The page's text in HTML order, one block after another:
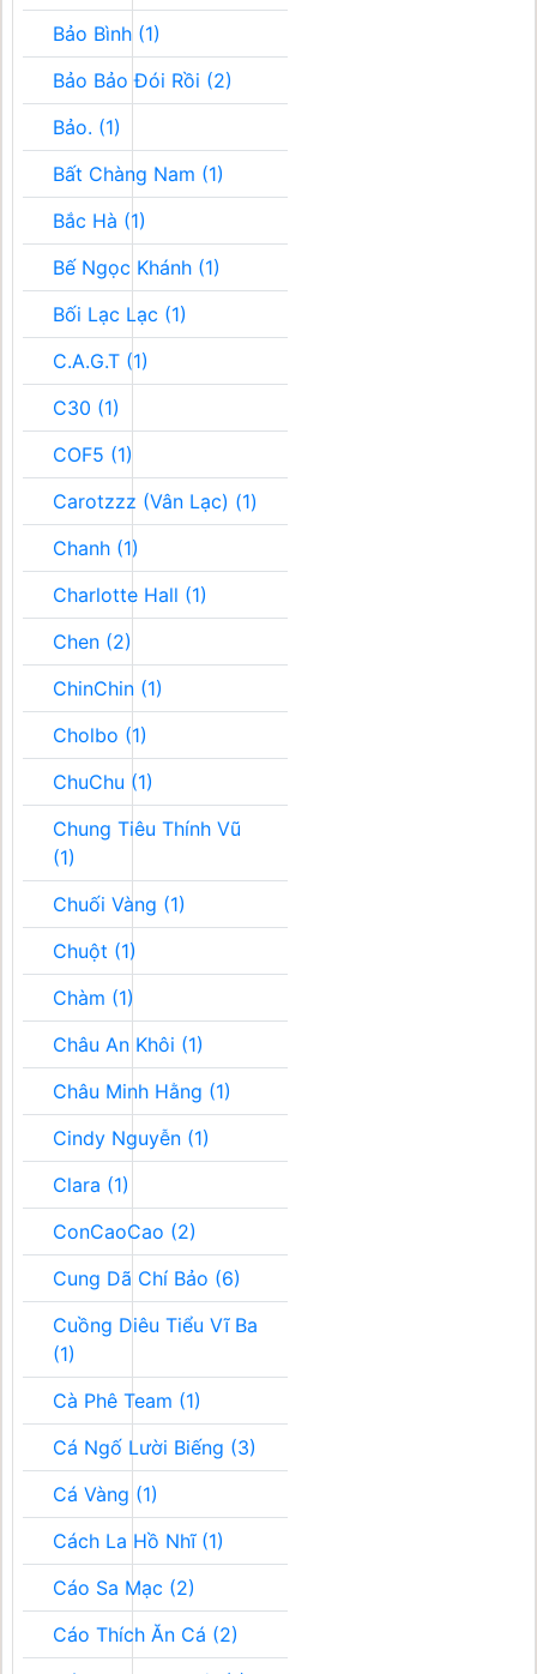
Bảo Bình (1)
Bảo Bảo Đói Rồi (2)
Bảo. (1)
Bất Chàng Nam (1)
Bắc Hà (1)
Bế Ngọc Khánh (1)
Bối Lạc Lạc (1)
C.A.G.T (1)
C30 (1)
COF5 (1)
Carotzzz (Vân Lạc) (1)
Chanh (1)
Charlotte Hall (1)
Chen (2)
ChinChin (1)
Cholbo (1)
ChuChu (1)
Chung Tiêu Thính Vũ
(1)
Chuối Vàng (1)
Chuột (1)
Chàm (1)
Châu An Khôi (1)
Châu Minh Hằng (1)
Cindy Nguyễn (1)
Clara (1)
ConCaoCao (2)
Cung Dã Chí Bảo (6)
Cuồng Diêu Tiểu Vĩ Ba
(1)
Cà Phê Team (1)
Cá Ngố Lười Biếng (3)
Cá Vàng (1)
Cách La Hồ Nhĩ (1)
Cáo Sa Mạc (2)
Cáo Thích Ăn Cá (2)